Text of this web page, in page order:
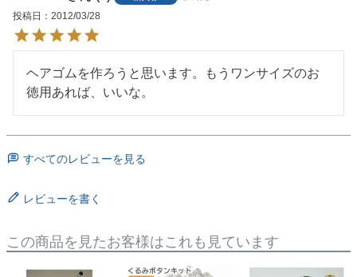
投稿日
2012/03/28
ヘアゴムを作ろうと思います。もうワンサイズのお
徳用あれば、いいな。
すべてのレビューを見る
レビューを書く
この商品を見たお客様はこれも見ています